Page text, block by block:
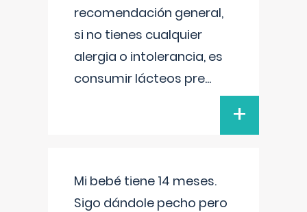
recomendación general,
si no tienes cualquier
alergia o intolerancia, es
consumir lácteos pre...
+
Mi bebé tiene 14 meses.
Sigo dándole pecho pero